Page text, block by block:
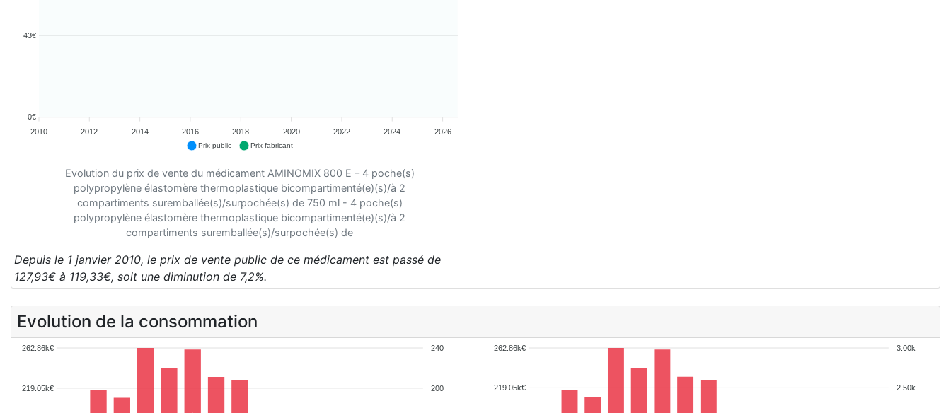
43€
0€
2010
2012 2014 2016 2018 2020 2022 2024 2026
Prix public Prix fabricant
Evolution du prix de vente du médicament AMINOMIX 800 E – 4 poche(s)
polypropylène élastomère thermoplastique bicompartimenté(e)(s)/à 2
compartiments suremballée(s)/surpochée(s) de 750 ml - 4 poche(s)
polypropylène élastomère thermoplastique bicompartimenté(e)(s)/à 2
compartiments suremballée(s)/surpochée(s) de
Depuis le 1 janvier 2010, le prix de vente public de ce médicament est passé de
127,93€ à 119,33€, soit une diminution de 7,2%.
Evolution de la consommation
240
200
262.86k€
219.05k€
3.00k
2.50k
262.86k€
219.05k€